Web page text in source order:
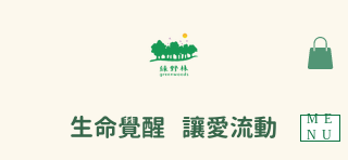
ME
NU
生命覺醒 讓愛流動